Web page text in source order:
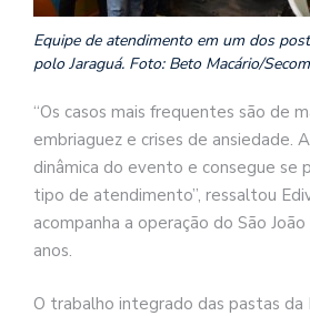
Equipe de atendimento em um dos
polo Jaraguá. Foto: Beto Macário/
“Os casos mais frequentes são de
embriaguez e crises de ansiedade.
dinâmica do evento e consegue se
tipo de atendimento”, ressaltou
acompanha a operação do São
anos.
O trabalho integrado das pastas